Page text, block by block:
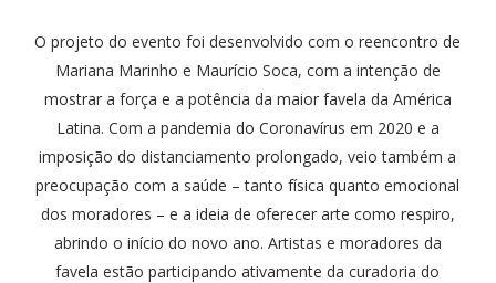
O projeto do evento foi desenvolvido com o reencontro de
Mariana Marinho e Maurício Soca, com a intenção de
mostrar a força e a potência da maior favela da América
Latina. Com a pandemia do Coronavírus em 2020 e a
imposição do distanciamento prolongado, veio também a
preocupação com a saúde – tanto física quanto emocional
dos moradores – e a ideia de oferecer arte como respiro,
abrindo o início do novo ano. Artistas e moradores da
favela estão participando ativamente da curadoria do